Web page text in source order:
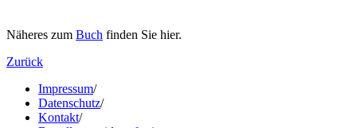
Näheres zum Buch finden Sie hier.
Zurück
Impressum/
Datenschutz/
Kontakt/